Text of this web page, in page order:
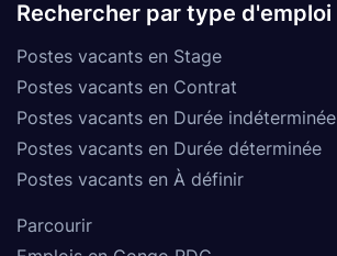
Rechercher par type d'emploi
Postes vacants en Stage
Postes vacants en Contrat
Postes vacants en Durée indéterminée
Postes vacants en Durée déterminée
Postes vacants en À définir
Parcourir